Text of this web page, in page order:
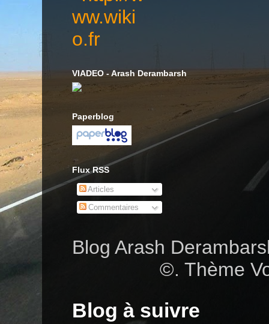
VIADEO - Arash Derambarsh
Paperblog
Flux RSS
Articles
Commentaires
Blog Arash
©. Thème
Blog à suivre